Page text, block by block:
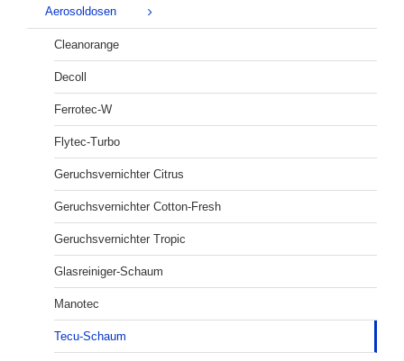
Aerosoldosen
Cleanorange
Decoll
Ferrotec-W
Flytec-Turbo
Geruchsvernichter Citrus
Geruchsvernichter Cotton-Fresh
Geruchsvernichter Tropic
Glasreiniger-Schaum
Manotec
Tecu-Schaum